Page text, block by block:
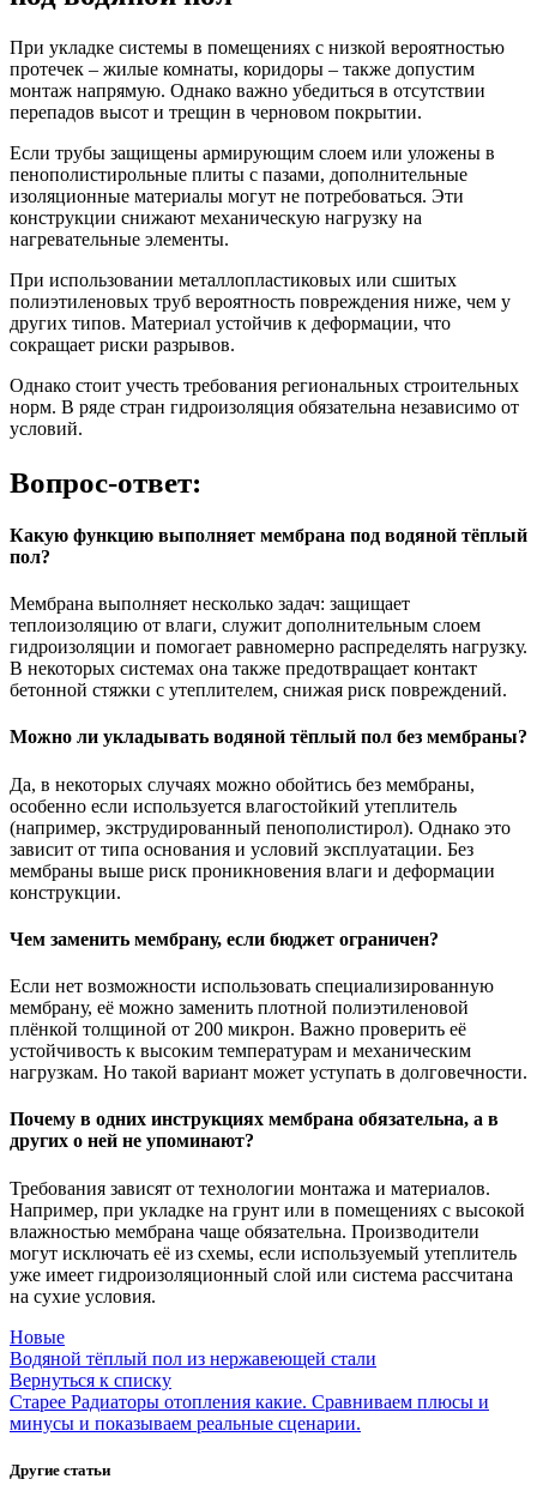
При укладке системы в помещениях с низкой вероятностью
протечек – жилые комнаты, коридоры – также допустим
монтаж напрямую. Однако важно убедиться в отсутствии
перепадов высот и трещин в черновом покрытии.
Если трубы защищены армирующим слоем или уложены в
пенополистирольные плиты с пазами, дополнительные
изоляционные материалы могут не потребоваться. Эти
конструкции снижают механическую нагрузку на
нагревательные элементы.
При использовании металлопластиковых или сшитых
полиэтиленовых труб вероятность повреждения ниже, чем у
других типов. Материал устойчив к деформации, что
сокращает риски разрывов.
Однако стоит учесть требования региональных строительных
норм. В ряде стран гидроизоляция обязательна независимо от
условий.
Вопрос-ответ:
Какую функцию выполняет мембрана под водяной тёплый
пол?
Мембрана выполняет несколько задач: защищает
теплоизоляцию от влаги, служит дополнительным слоем
гидроизоляции и помогает равномерно распределять нагрузку.
В некоторых системах она также предотвращает контакт
бетонной стяжки с утеплителем, снижая риск повреждений.
Можно ли укладывать водяной тёплый пол без мембраны?
Да, в некоторых случаях можно обойтись без мембраны,
особенно если используется влагостойкий утеплитель
(например, экструдированный пенополистирол). Однако это
зависит от типа основания и условий эксплуатации. Без
мембраны выше риск проникновения влаги и деформации
конструкции.
Чем заменить мембрану, если бюджет ограничен?
Если нет возможности использовать специализированную
мембрану, её можно заменить плотной полиэтиленовой
плёнкой толщиной от 200 микрон. Важно проверить её
устойчивость к высоким температурам и механическим
нагрузкам. Но такой вариант может уступать в долговечности.
Почему в одних инструкциях мембрана обязательна, а в
других о ней не упоминают?
Требования зависят от технологии монтажа и материалов.
Например, при укладке на грунт или в помещениях с высокой
влажностью мембрана чаще обязательна. Производители
могут исключать её из схемы, если используемый утеплитель
уже имеет гидроизоляционный слой или система рассчитана
на сухие условия.
Новые
Водяной тёплый пол из нержавеющей стали
Вернуться к списку
Старее Радиаторы отопления какие. Сравниваем плюсы и
минусы и показываем реальные сценарии.
Другие статьи